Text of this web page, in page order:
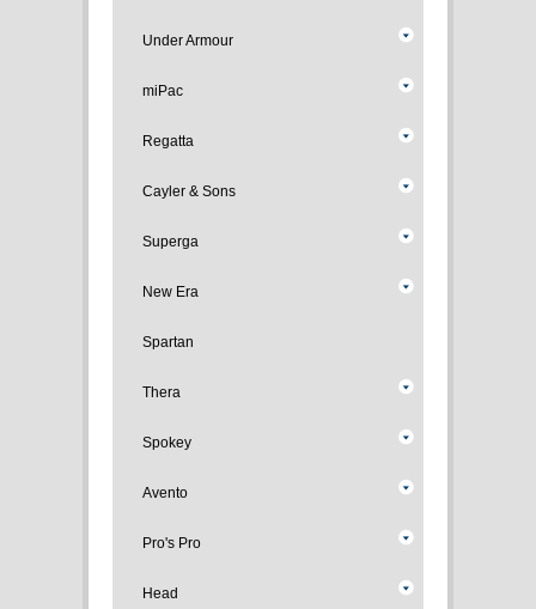
Under Armour
miPac
Regatta
Cayler & Sons
Superga
New Era
Spartan
Thera
Spokey
Avento
Pro's Pro
Head